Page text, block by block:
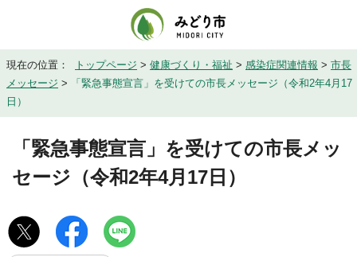
現在の位置： トップページ > 健康づくり・福祉 > 感染症関連情報 > 市長
メッセージ >
「緊急事態宣言」を受けての市長メッセージ（令和2年4月17
日）
「緊急事態宣言」を受けての市長メッ
セージ（令和2年4月17日）